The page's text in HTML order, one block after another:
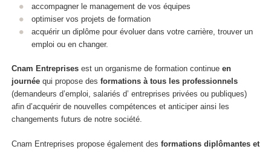
accompagner le management de vos équipes
optimiser vos projets de formation
acquérir un diplôme pour évoluer dans votre carrière, trouver un
emploi ou en changer.
Cnam Entreprises est un organisme de formation continue en
journée qui propose des formations à tous les professionnels
(demandeurs d’emploi, salariés d’ entreprises privées ou publiques)
afin d’acquérir de nouvelles compétences et anticiper ainsi les
changements futurs de notre société.
Cnam Entreprises propose également des formations diplômantes et